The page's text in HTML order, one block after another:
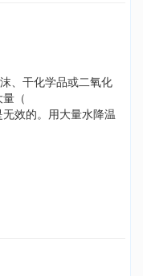
、干化学品或二氧化
（
效的。用大量水降温